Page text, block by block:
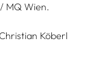
MQ Wien.
Christian Köberl